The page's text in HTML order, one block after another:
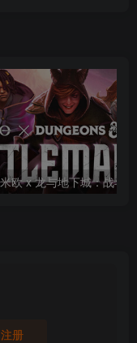
注册